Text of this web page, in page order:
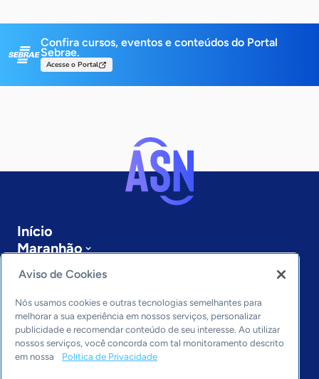
Confira cursos, eventos e conteúdos do Portal
Sebrae.
Acesse o Portal
Início
Maranhão
Sobre a ASN
Últimas notícias
Entre em contato
Editorias
Economia & Política
Inovação & Tecnologia
Aviso de Cookies
Nós usamos cookies e outras tecnologias semelhantes para
melhorar a sua experiência em nossos serviços, personalizar
publicidade e recomendar conteúdo de seu interesse. Ao utilizar
nossos serviços, você concorda com tal monitoramento descrito
em nossa
Política de Privacidade